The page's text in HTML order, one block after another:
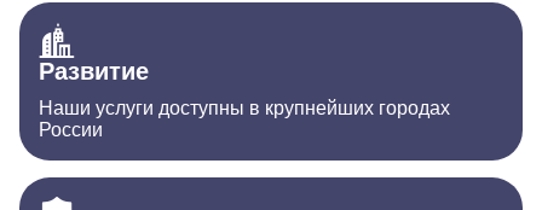
Развитие
Наши услуги доступны в крупнейших городах
России